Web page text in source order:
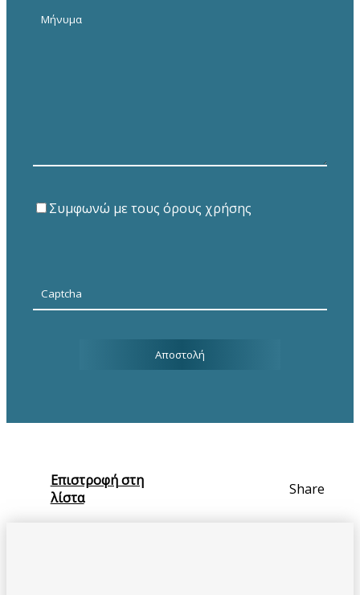
Συμφωνώ με τους όρους χρήσης
Επιστροφή στη
λίστα
Share